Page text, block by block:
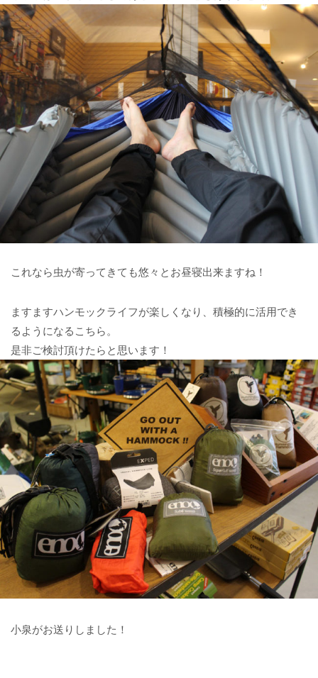
これなら虫が寄ってきても悠々とお昼寝出来ますね！
ますますハンモックライフが楽しくなり、積極的に活用でき
るようになるこちら。
是非ご検討頂けたらと思います！
小泉がお送りしました！